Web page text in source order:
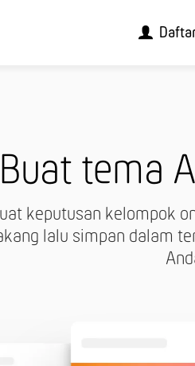
Buat tema
keputusan kelompok
lalu simpan dalam